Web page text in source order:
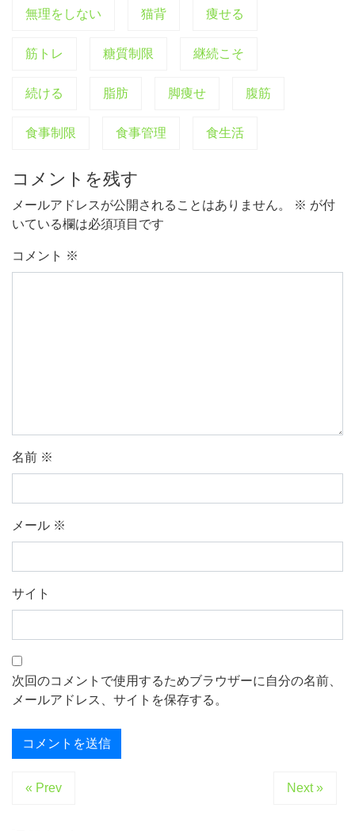
無理をしない 猫背 痩せる
筋トレ 糖質制限 継続こそ
続ける 脂肪 脚痩せ 腹筋
食事制限 食事管理 食生活
コメントを残す
メールアドレスが公開されることはありません。 ※ が付
いている欄は必須項目です
コメント ※
名前 ※
メール ※
サイト
次回のコメントで使用するためブラウザーに自分の名前、
メールアドレス、サイトを保存する。
« Prev Next »